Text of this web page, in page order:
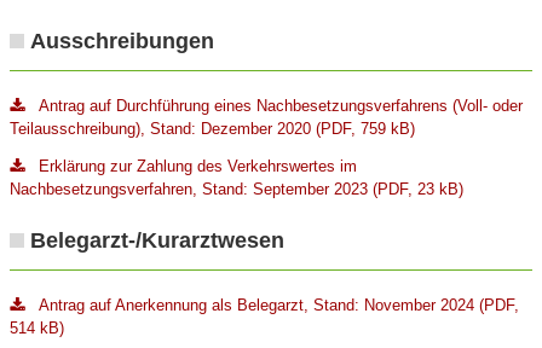
Ausschreibungen
Antrag auf Durchführung eines Nachbesetzungsverfahrens (Voll- oder
Teilausschreibung), Stand: Dezember 2020 (PDF, 759 kB)
Erklärung zur Zahlung des Verkehrswertes im
Nachbesetzungsverfahren, Stand: September 2023 (PDF, 23 kB)
Belegarzt-/Kurarztwesen
Antrag auf Anerkennung als Belegarzt, Stand: November 2024 (PDF,
514 kB)